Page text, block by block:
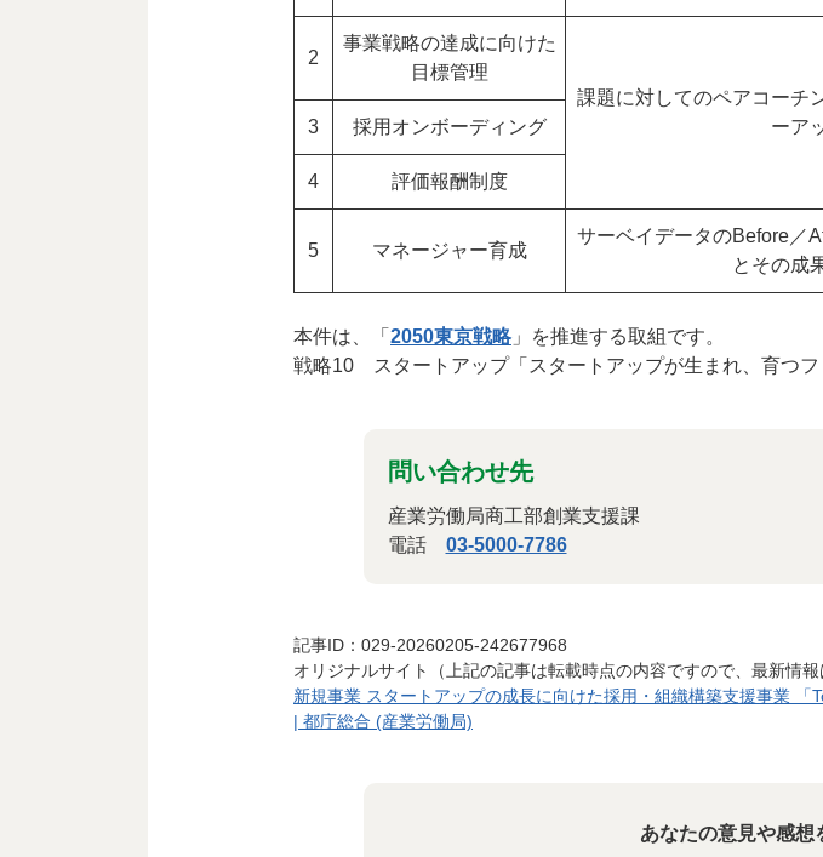
2
事業戦略の達成に向けた
目標管理
課題に対してのペアコーチ
ーア
3 採用オンボーディング
4 評価報酬制度
5 マネージャー育成
サーベイデータのBefore／
とその成
本件は、「 2050東京戦略」を推進する取組です。
戦略10 スタートアップ「スタートアップが生まれ、育つフ
問い合わせ先
産業労働局商工部創業支援課
電話 03-5000-7786
記事ID：029-20260205-242677968
オリジナルサイト（上記の記事は転載時点の内容ですので、最新情
新規事業 スタートアップの成長に向けた採用・組織構築支援事業
| 都庁総合 (産業労働局)
あなたの意見や感想